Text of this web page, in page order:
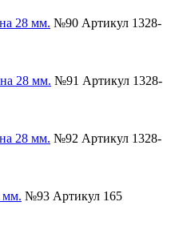
№90 Артикул 1328-
№91 Артикул 1328-
№92 Артикул 1328-
№93 Артикул 165